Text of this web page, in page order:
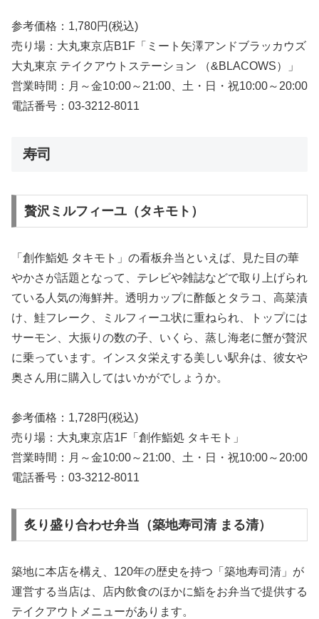
参考価格：1,780円(税込)
売り場：大丸東京店B1F「ミート矢澤アンドブラッカウズ
大丸東京 テイクアウトステーション （&BLACOWS）」
営業時間：月～金10:00～21:00、土・日・祝10:00～20:00
電話番号：03-3212-8011
寿司
贅沢ミルフィーユ（タキモト）
「創作鮨処 タキモト」の看板弁当といえば、見た目の華
やかさが話題となって、テレビや雑誌などで取り上げられ
ている人気の海鮮丼。透明カップに酢飯とタラコ、高菜漬
け、鮭フレーク、ミルフィーユ状に重ねられ、トップには
サーモン、大振りの数の子、いくら、蒸し海老に蟹が贅沢
に乗っています。インスタ栄えする美しい駅弁は、彼女や
奥さん用に購入してはいかがでしょうか。
参考価格：1,728円(税込)
売り場：大丸東京店1F「創作鮨処 タキモト」
営業時間：月～金10:00～21:00、土・日・祝10:00～20:00
電話番号：03-3212-8011
炙り盛り合わせ弁当（築地寿司清 まる清）
築地に本店を構え、120年の歴史を持つ「築地寿司清」が
運営する当店は、店内飲食のほかに鮨をお弁当で提供する
テイクアウトメニューがあります。